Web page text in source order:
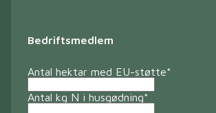
Bedriftsmedlem
Antal hektar med EU-støtte*
Antal kg N i husgødning*